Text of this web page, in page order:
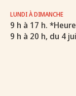
LUNDI À DIMANCHE
9 h à 17 h.
9 h à 20 h, du 4